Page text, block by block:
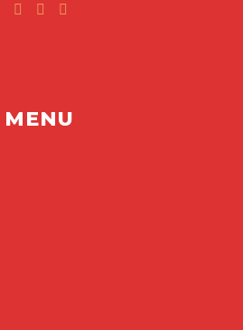
FacebookInstagram
MENU